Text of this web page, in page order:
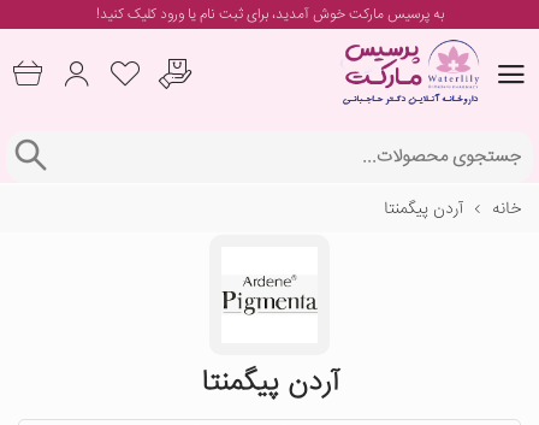
به پرسیس مارکت خوش آمدید، برایثبت نام یا ورودکلیک کنید!
خانه آردن پیگمنتا
آردن پیگمنتا